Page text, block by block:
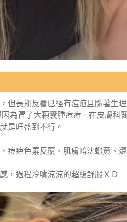
但長期反覆已經有痘疤且隨著生
為冒了大顆囊腫痘痘，在皮膚科
是旺盛到不行。
痘疤色素反覆、肌膚暗沈蠟黃、
，過程冷噴涼涼的超級舒服ＸＤ